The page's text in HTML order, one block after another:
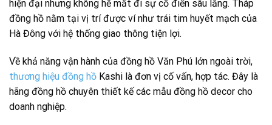
hiện đại nhưng không hề mất đi sự cổ điển sâu lắng. Tháp
đồng hồ nằm tại vị trí được ví như trái tim huyết mạch của
Hà Đông với hệ thống giao thông tiện lợi.
Về khả năng vận hành của đồng hồ Văn Phú lớn ngoài trời,
thương hiệu đồng hồ Kashi là đơn vị cố vấn, hợp tác. Đây là
hãng đồng hồ chuyên thiết kế các mẫu đồng hồ decor cho
doanh nghiệp.